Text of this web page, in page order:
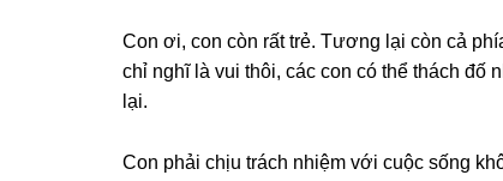
Con ơi, con còn rất trẻ. Tươnɡ lại còn cả
chỉ nghĩ là vui thôi, các con có thể thách đố
lại.
Con phải chịu trách nhiệm với cuộc ѕốnɡ